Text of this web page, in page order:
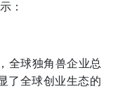
：
全球独角兽企业总
了全球创业生态的